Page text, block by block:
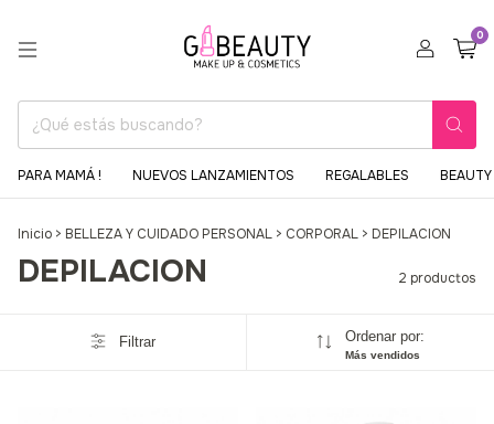
0
PARA MAMÁ ! NUEVOS LANZAMIENTOS REGALABLES
Inicio > BELLEZA Y CUIDADO PERSONAL > CORPORAL > DEPILACION
DEPILACION 2 productos
Filtrar Ordenar por:
Más vendidos